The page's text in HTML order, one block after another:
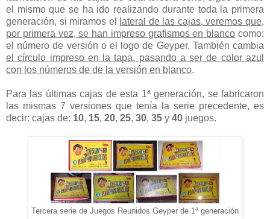
el mismo que se ha ido realizando durante toda la primera
generación, si miramos el
lateral de las cajas, veremos que,
por primera vez, se han impreso grafismos en blanco como:
el número de versión o el logo de Geyper. También cambia
el círculo impreso en la tapa, pasando a ser de color azul
con los números de de la versión en blanco.
Para las últimas cajas de esta 1ª generación, se fabricaron
las mismas 7 versiones que tenía la serie precedente, es
decir: cajas de: 10, 15, 20, 25, 30, 35 y 40 juegos.
Tercera serie de Juegos Reunidos Geyper de 1ª generación